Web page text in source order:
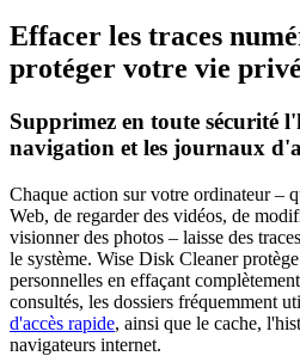
Effacer les traces
protéger votre vie
Supprimez en toute sécurité
navigation et les journaux
Chaque action sur votre ordinateur –
Web, de regarder des vidéos, de
visionner des photos – laisse des
le système. Wise Disk Cleaner
personnelles en effaçant
consultés, les dossiers fréquemment
d'accès rapide, ainsi que le cache,
navigateurs internet.